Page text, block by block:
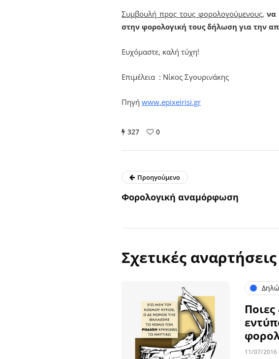
Συμβουλή προς τους φορολογούμενους,να
στην φορολογική τους δήλωση για την
Ευχόμαστε, καλή τύχη!
Επιμέλεια : Νίκος Σγουρινάκης
Πηγή www.epixeirisi.gr
327 0
Προηγούμενο
Φορολογική αναμόρφωση
Σχετικές αναρτήσεις
11/07/2016